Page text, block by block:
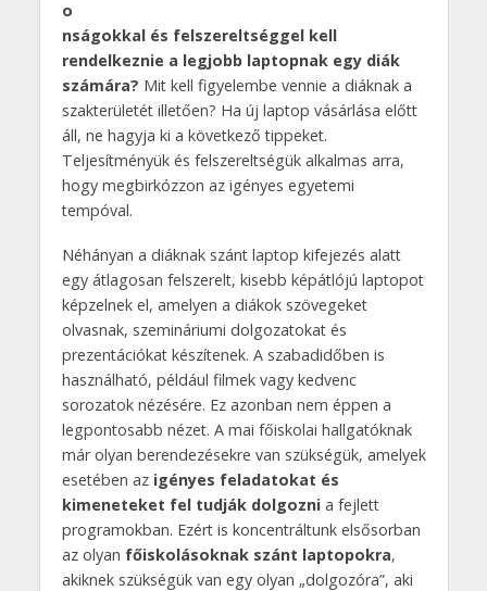
o
nságokkal és felszereltséggel kell
rendelkeznie a legjobb laptopnak egy diák
számára? Mit kell figyelembe vennie a diáknak a
szakterületét illetően? Ha új laptop vásárlása előtt
áll, ne hagyja ki a következő tippeket.
Teljesítményük és felszereltségük alkalmas arra,
hogy megbirkózzon az igényes egyetemi
tempóval.
Néhányan a diáknak szánt laptop kifejezés alatt
egy átlagosan felszerelt, kisebb képátlójú laptopot
képzelnek el, amelyen a diákok szövegeket
olvasnak, szemináriumi dolgozatokat és
prezentációkat készítenek. A szabadidőben is
használható, például filmek vagy kedvenc
sorozatok nézésére. Ez azonban nem éppen a
legpontosabb nézet. A mai főiskolai hallgatóknak
már olyan berendezésekre van szükségük, amelyek
esetében az igényes feladatokat és
kimeneteket fel tudják dolgoznia fejlett
programokban. Ezért is koncentráltunk elsősorban
az olyan főiskolásoknak szánt laptopokra,
akiknek szükségük van egy olyan „dolgozóra”, aki